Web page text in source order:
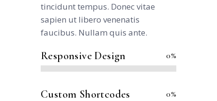
tincidunt tempus. Donec vitae
sapien ut libero venenatis
faucibus. Nullam quis ante.
Responsive Design 0%
Custom Shortcodes 0%